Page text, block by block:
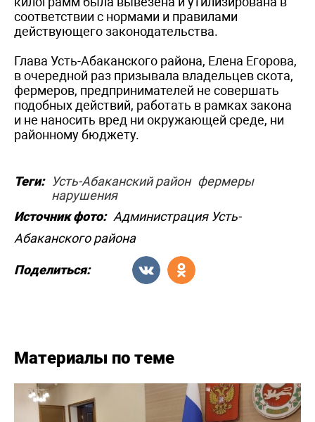
соответствии с нормами и правилами
действующего законодательства.
Глава Усть-Абаканского района, Елена Егорова,
в очередной раз призывала владельцев скота,
фермеров, предпринимателей не совершать
подобных действий, работать в рамках закона
и не наносить вред ни окружающей среде, ни
районному бюджету.
Теги: Усть-Абаканский район фермеры
нарушения
Источник фото: Администрация Усть-
Абаканского района
Поделиться:
Материалы по теме